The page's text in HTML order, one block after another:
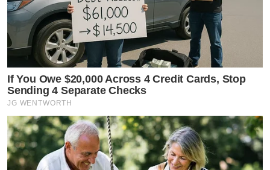
If You Owe $20,000 Across 4 Credit Cards, Stop
Sending 4 Separate Checks
JG WENTWORTH